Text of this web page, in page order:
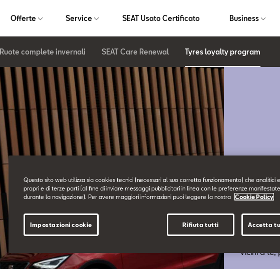
Offerte Service SEAT Usato Certificato Business
Ruote complete invernali SEAT Care Renewal Tyres loyalty program
Vicini a
Questo sito web utilizza sia cookies tecnici (necessari al suo corretto funzionamento) che analitici
propri e di terze parti (al fine di inviare messaggi pubblicitari in linea con le preferenze
durante la navigazione). Per avere maggiori informazioni puoi leggere la nostra
Cookie Policy
Rifiuta tutti Accetta
Impostazioni cookie